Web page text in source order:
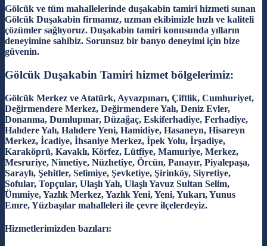
Gölcük ve tüm mahallelerinde duşakabin tamiri hizmeti sunan
Gölcük Duşakabin firmamız, uzman ekibimizle hızlı ve kaliteli
çözümler sağlıyoruz. Duşakabin tamiri konusunda yılların
deneyimine sahibiz. Sorunsuz bir banyo deneyimi için bize
güvenin.
Gölcük Duşakabin Tamiri hizmet bölgelerimiz:
Gölcük Merkez ve Atatürk, Ayvazpınarı, Çiftlik, Cumhuriyet,
Değirmendere Merkez, Değirmendere Yalı, Deniz Evler,
Donanma, Dumlupınar, Düzağaç, Eskiferhadiye, Ferhadiye,
Halıdere Yalı, Halıdere Yeni, Hamidiye, Hasaneyn, Hisareyn
Merkez, İcadiye, İhsaniye Merkez, İpek Yolu, İrşadiye,
Karaköprü, Kavaklı, Körfez, Lütfiye, Mamuriye, Merkez,
Mesruriye, Nimetiye, Nüzhetiye, Örcün, Panayır, Piyalepaşa,
Saraylı, Şehitler, Selimiye, Şevketiye, Şirinköy, Siyretiye,
Sofular, Topçular, Ulaşlı Yalı, Ulaşlı Yavuz Sultan Selim,
Ümmiye, Yazlık Merkez, Yazlık Yeni, Yeni, Yukarı, Yunus
Emre, Yüzbaşılar mahalleleri ile çevre ilçelerdeyiz.
Hizmetlerimizden bazıları: